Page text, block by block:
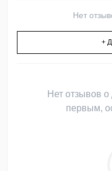
Нет
+
Нет отзывов о
первым,